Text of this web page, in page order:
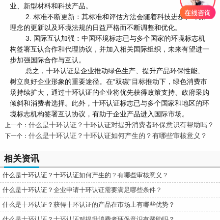
业、新型材料和科技产品。
2. 标准不断更新：其标准和评估方法会随着科技进步、环保
理念的更新以及环境法规的日益严格而不断调整和优化。
3. 国际互认加强：中国环境标志已与多个国家的环境标志机
构签署互认合作和代理协议，并加入相关国际组织，未来有望进一
步加强国际合作与互认。
总之，十环认证是企业推动绿色生产、提升产品环保性能、
树立良好企业形象的重要途径。在“双碳”目标推动下，绿色消费市
场持续扩大，通过十环认证的企业将优先获得政策支持、政府采购
倾斜和消费者选择。此外，十环认证标志已与多个国家和地区的环
境标志机构签署互认协议，有助于企业产品进入国际市场。
上一个： 什么是十环认证？十环认证对提升消费者环保意识有帮助吗？
下一个： 什么是十环认证？十环认证如何产生的？有哪些审核意义？
相关资讯
什么是十环认证？十环认证如何产生的？有哪些审核意义？
什么是十环认证？企业申请十环认证需要满足哪些条件？
什么是十环认证？获得十环认证的产品在市场上有哪些优势？